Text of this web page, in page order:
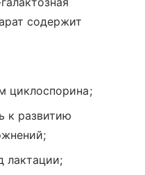
содержит
циклоспорина;
к развитию
лактации;